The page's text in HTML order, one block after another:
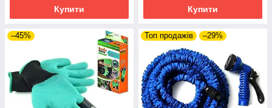
Купити Купити
–45% Топ продажів –29%